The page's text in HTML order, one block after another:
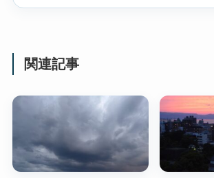
関連記事